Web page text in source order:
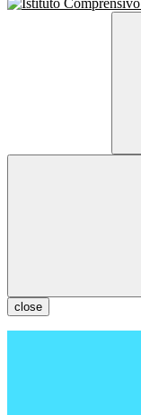
close